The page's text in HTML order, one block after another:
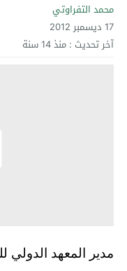
محمد التفراوتي
17 ديسمبر 2012
آخر تحديث : منذ 14 سنة
مدير المعهد الدولي